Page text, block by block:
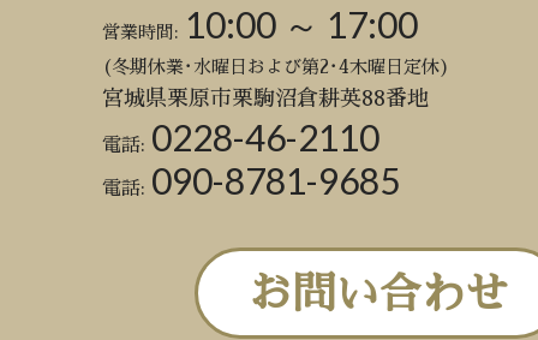
営業時間: 10:00 ～ 17:00
(冬期休業･水曜日および第2･4木曜日定休)
宮城県栗原市栗駒沼倉耕英88番地
電話: 0228-46-2110
電話: 090-8781-9685
お問い合わせ